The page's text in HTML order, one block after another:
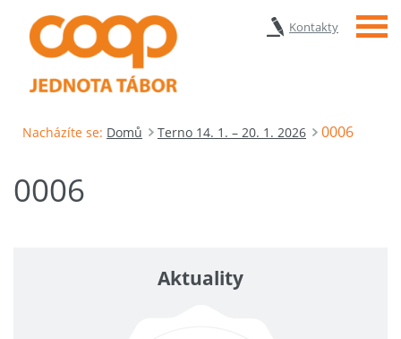
Kontakty Menu
Nacházíte se: Domů Terno 14. 1. – 20. 1. 2026 0006
0006
Aktuality